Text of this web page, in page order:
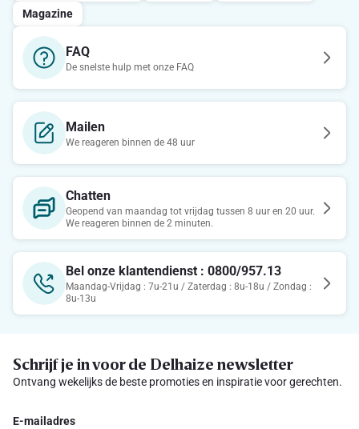
Magazine
FAQ
De snelste hulp met onze FAQ
Mailen
We reageren binnen de 48 uur
Chatten
Geopend van maandag tot vrijdag tussen 8 uur en 20 uur.
We reageren binnen de 2 minuten.
Bel onze klantendienst : 0800/957.13
Maandag-Vrijdag : 7u-21u / Zaterdag : 8u-18u / Zondag :
8u-13u
Schrijf je in voor de Delhaize newsletter
Ontvang wekelijks de beste promoties en inspiratie voor gerechten.
E-mailadres